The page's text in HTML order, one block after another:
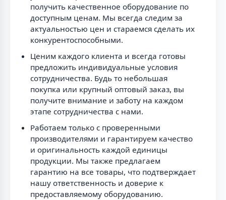
получить качественное оборудование по
доступным ценам. Мы всегда следим за
актуальностью цен и стараемся сделать их
конкурентоспособными.
Ценим каждого клиента и всегда готовы
предложить индивидуальные условия
сотрудничества. Будь то небольшая
покупка или крупный оптовый заказ, вы
получите внимание и заботу на каждом
этапе сотрудничества с нами.
Работаем только с проверенными
производителями и гарантируем качество
и оригинальность каждой единицы
продукции. Мы также предлагаем
гарантию на все товары, что подтверждает
нашу ответственность и доверие к
предоставляемому оборудованию.